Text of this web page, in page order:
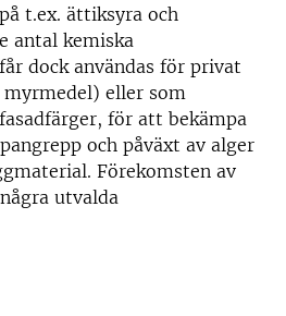
t.ex. ättiksyra och
antal kemiska
dock användas för privat
eller som
för att bekämpa
och påväxt av alger
Förekomsten av
utvalda